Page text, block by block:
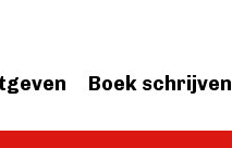
Boek schrijven